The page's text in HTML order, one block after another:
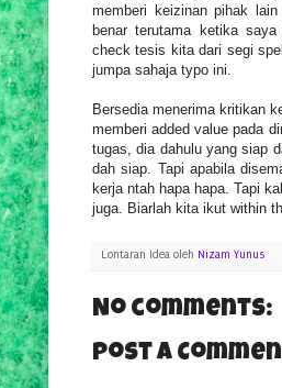
memberi keizinan pihak
benar terutama ketika
check tesis kita dari segi
jumpa sahaja typo ini.
Bersedia menerima kritikan
memberi added value pada
tugas, dia dahulu yang siap
dah siap. Tapi apabila
kerja ntah hapa hapa. Tapi
juga. Biarlah kita ikut within
Lontaran Idea oleh Nizam Yunus
No comments:
Post a